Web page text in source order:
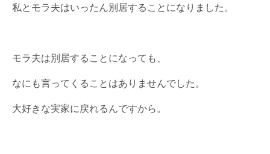
私とモラ夫はいったん別居することになりました。
モラ夫は別居することになっても、
なにも言ってくることはありませんでした。
大好きな実家に戻れるんですから。